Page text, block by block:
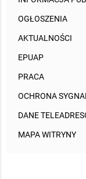
OGŁOSZENIA
AKTUALNOŚCI
EPUAP
PRACA
OCHRONA
DANE
MAPA WITRYNY